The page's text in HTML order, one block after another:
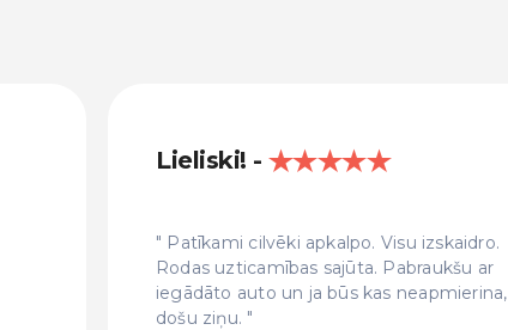
Lieliski!
Patīkami cilvēki apkalpo. Visu izskaidro.
Rodas uzticamības sajūta. Pabraukšu ar
iegādāto auto un ja būs kas neapmierina,
došu ziņu.